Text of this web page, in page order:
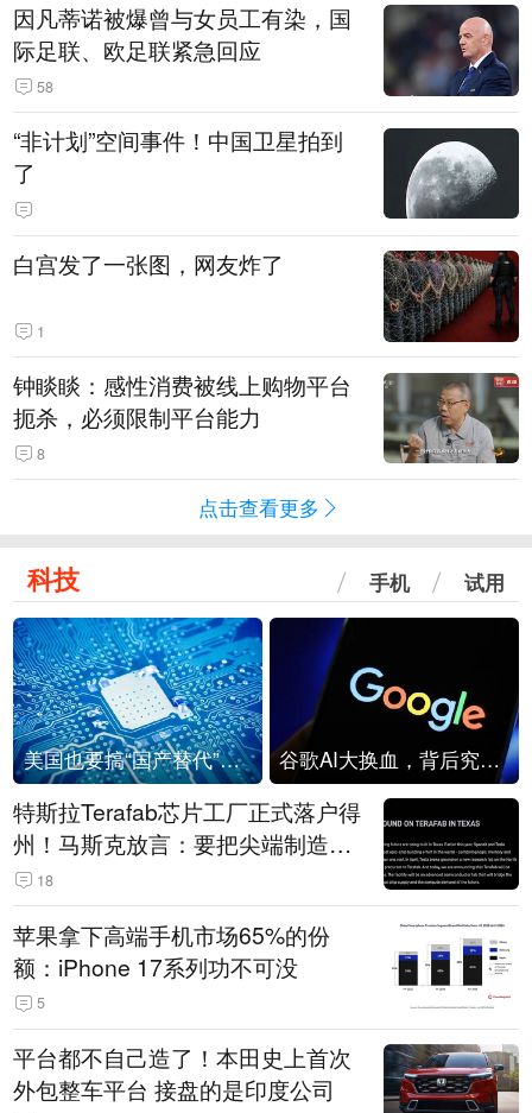
因凡蒂诺被爆曾与女员工有染，国
际足联、欧足联紧急回应
58
“非计划”空间事件！中国卫星拍到
了
白宫发了一张图，网友炸了
1
钟睒睒：感性消费被线上购物平台
扼杀，必须限制平台能力
8
点击查看更多
科技 手机 试用
美国也要搞“国产替代”？先算清三笔账 谷歌AI大换血，背后究竟发生了什么？
特斯拉Terafab芯片工厂正式落户得
州！马斯克放言：要把尖端制造带
回美国
18
苹果拿下高端手机市场65%的份
额：iPhone 17系列功不可没
5
平台都不自己造了！本田史上首次
外包整车平台 接盘的是印度公司